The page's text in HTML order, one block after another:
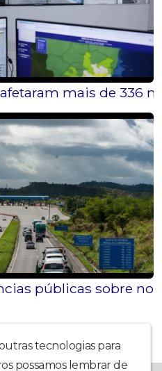
mais de 336
públicas sobre
tecnologias para
possamos lembrar de